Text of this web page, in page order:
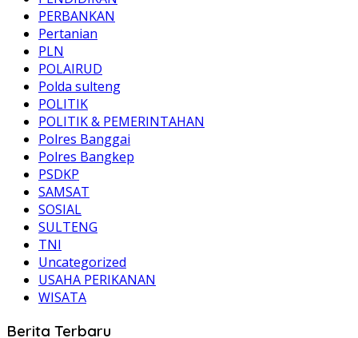
PERBANKAN
Pertanian
PLN
POLAIRUD
Polda sulteng
POLITIK
POLITIK & PEMERINTAHAN
Polres Banggai
Polres Bangkep
PSDKP
SAMSAT
SOSIAL
SULTENG
TNI
Uncategorized
USAHA PERIKANAN
WISATA
Berita Terbaru